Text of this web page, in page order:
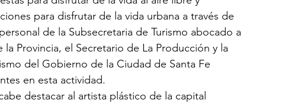
para disfrutar de la vida urbana a través de
de la Subsecretaria de Turismo abocado a
la Provincia, el Secretario de La Producción y la
del Gobierno de la Ciudad de Santa Fe
en esta actividad.
destacar al artista plástico de la capital